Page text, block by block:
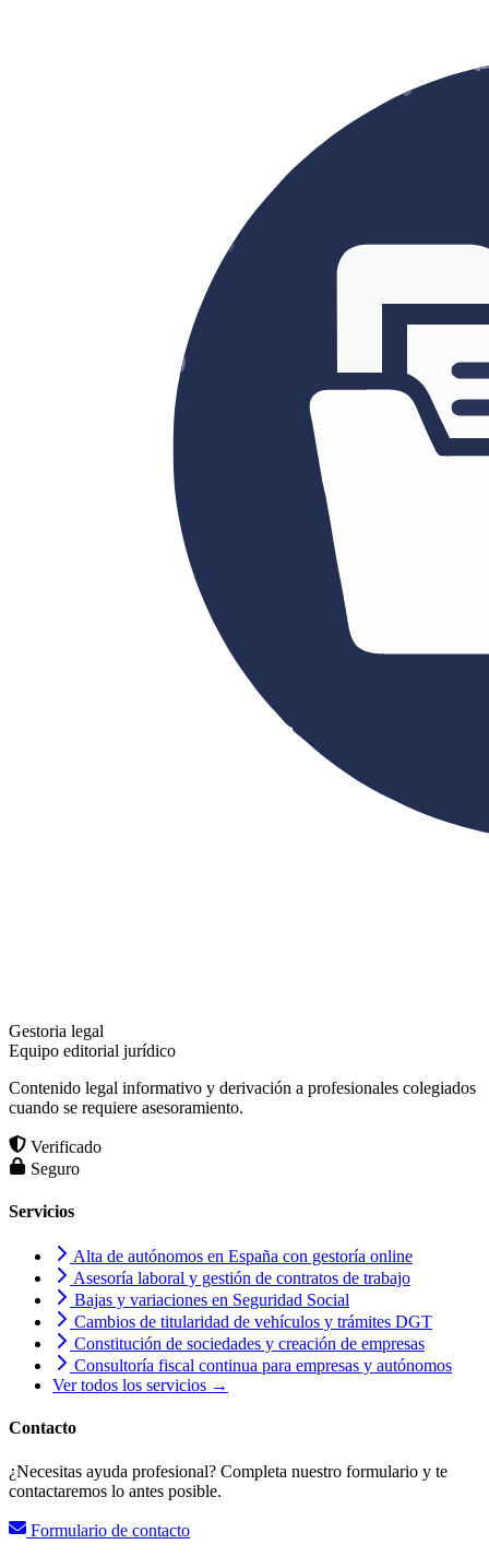
Gestoria legal
Equipo editorial jurídico
Contenido legal informativo y derivación a profesionales colegiados
cuando se requiere asesoramiento.
Verificado
Seguro
Servicios
Alta de autónomos en España con gestoría online
Asesoría laboral y gestión de contratos de trabajo
Bajas y variaciones en Seguridad Social
Cambios de titularidad de vehículos y trámites DGT
Constitución de sociedades y creación de empresas
Consultoría fiscal continua para empresas y autónomos
Ver todos los servicios →
Contacto
¿Necesitas ayuda profesional? Completa nuestro formulario y te
contactaremos lo antes posible.
Formulario de contacto